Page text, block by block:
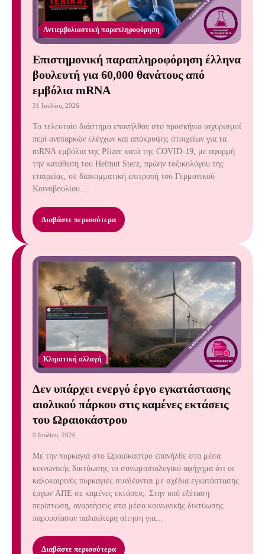
Αντιεμβολιαστική παραπληροφόρηση
Επιστημονική παραπληροφόρηση έλληνα
βουλευτή για 60,000 θανάτους από
εμβόλια mRNA
31 Ιουλίου, 2026
Το τελευταίο διάστημα επανήλθαν στο προσκήνιο ισχυρισμοί
περί ανεπαρκών ελέγχων και απόκρυψης στοιχείων για τα
mRNA εμβόλια της Pfizer κατά της COVID-19, με αφορμή
την κατάθεση του Helmut Sterz, πρώην τοξικολόγου της
εταιρείας, σε διακομματική επιτροπή του Γερμανικού
Κοινοβουλίου...
Διαβάστε περισσότερα
Κλιματική αλλαγή
Δεν υπάρχει ενεργό έργο εγκατάστασης
αιολικού πάρκου στις καμένες εκτάσεις
του Ωραιοκάστρου
9 Ιουλίου, 2026
Με την πυρκαγιά στο Ωραιόκαστρο επανήλθε στα μέσα
κοινωνικής δικτύωσης το συνωμοσιολογικό αφήγημα ότι οι
καλοκαιρινές πυρκαγιές συνδέονται με σχέδια εγκατάστασης
έργων ΑΠΕ σε καμένες εκτάσεις. Στην υπό εξέταση
περίπτωση, αναρτήσεις στα μέσα κοινωνικής δικτύωσης
παρουσίασαν παλαιότερη αίτηση για...
Διαβάστε περισσότερα